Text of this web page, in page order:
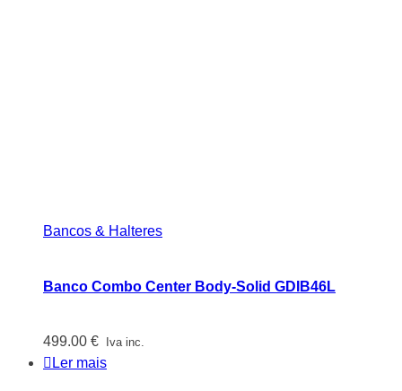
Bancos & Halteres
Banco Combo Center Body-Solid GDIB46L
499.00 € Iva inc.
Ler mais